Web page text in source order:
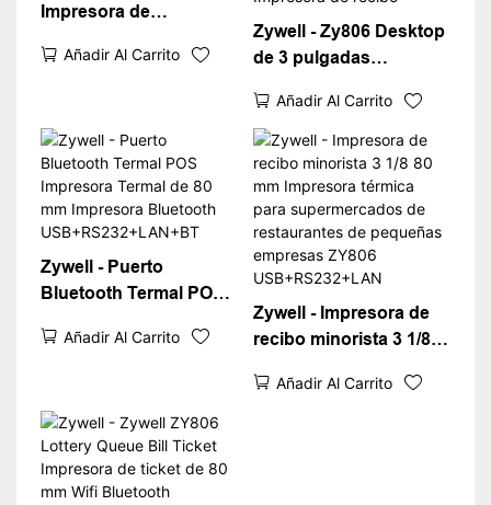
Impresora de
WiFi POS POS ZY806
Añadir Al Carrito
Zywell - Zy806 Desktop
de 3 pulgadas
térmico Impresora de
recepción de 80 mm
Impresora de ticket de
máquina de facturación
80 Impresora de recibo
Añadir Al Carrito
Zywell - Puerto
Bluetooth Termal POS
mm Impresora
Añadir Al Carrito
Zywell - Impresora de
recibo minorista 3 1/8
térmica para
Añadir Al Carrito